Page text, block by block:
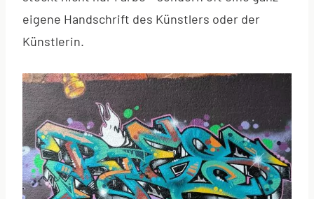
eigene Handschrift des Künstlers oder der
Künstlerin.